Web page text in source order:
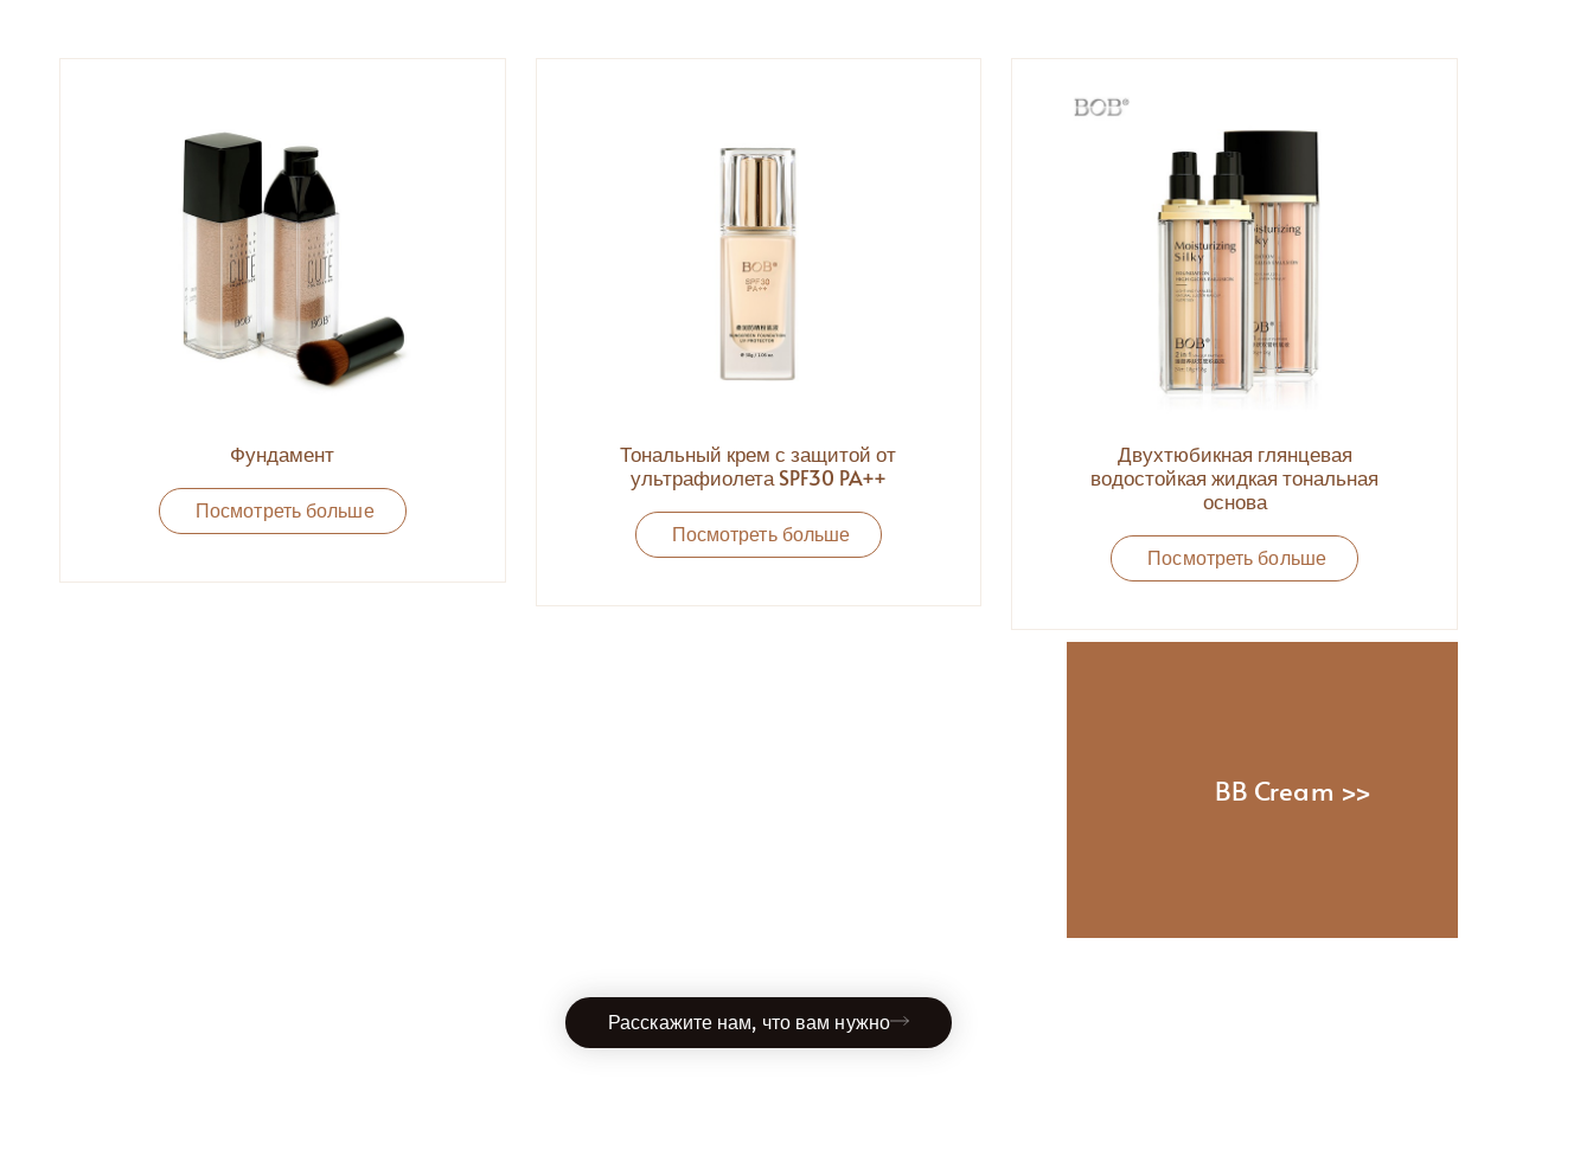
Фундамент
Посмотреть больше
Тональный крем с защитой от
ультрафиолета SPF30 PA++
Посмотреть больше
Двухтюбикная глянцевая
водостойкая жидкая тональная
основа
Посмотреть больше
BB Cream >>
Расскажите нам, что вам нужно